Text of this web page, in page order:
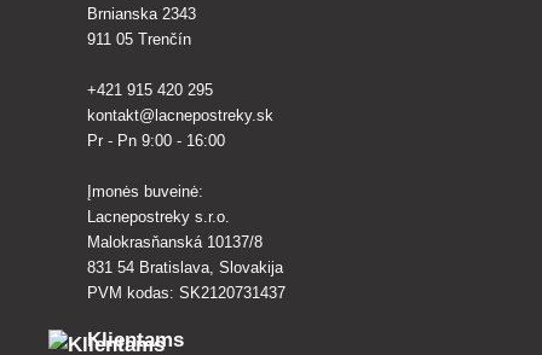
Brnianska 2343
911 05 Trenčín
+421 915 420 295
kontakt@lacnepostreky.sk
Pr - Pn 9:00 - 16:00
Įmonės buveinė:
Lacnepostreky s.r.o.
Malokrasňanská 10137/8
831 54 Bratislava, Slovakija
PVM kodas: SK2120731437
Klientams